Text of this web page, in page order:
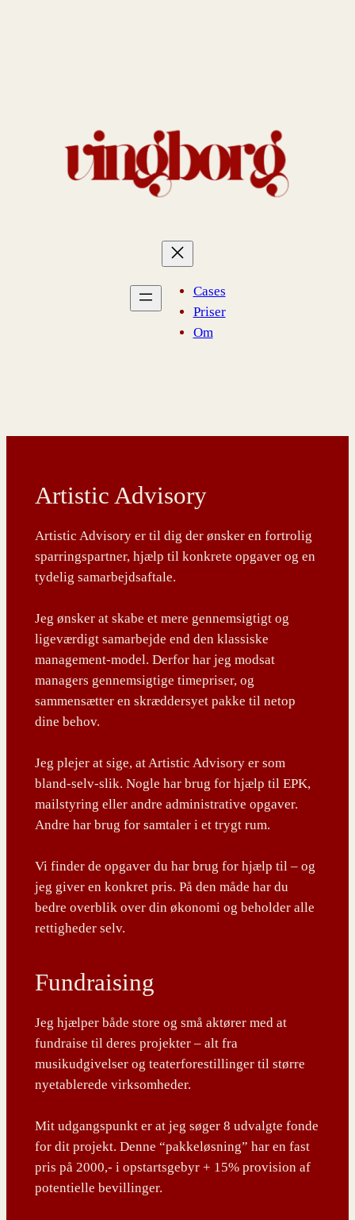
Cases
Priser
Om
Artistic Advisory
Artistic Advisory er til dig der ønsker en fortrolig
sparringspartner, hjælp til konkrete opgaver og en
tydelig samarbejdsaftale.
Jeg ønsker at skabe et mere gennemsigtigt og
ligeværdigt samarbejde end den klassiske
management-model. Derfor har jeg modsat
managers gennemsigtige timepriser, og
sammensætter en skræddersyet pakke til netop
dine behov.
Jeg plejer at sige, at Artistic Advisory er som
bland-selv-slik. Nogle har brug for hjælp til EPK,
mailstyring eller andre administrative opgaver.
Andre har brug for samtaler i et trygt rum.
Vi finder de opgaver du har brug for hjælp til – og
jeg giver en konkret pris. På den måde har du
bedre overblik over din økonomi og beholder alle
rettigheder selv.
Fundraising
Jeg hjælper både store og små aktører med at
fundraise til deres projekter – alt fra
musikudgivelser og teaterforestillinger til større
nyetablerede virksomheder.
Mit udgangspunkt er at jeg søger 8 udvalgte fonde
for dit projekt. Denne “pakkeløsning” har en fast
pris på 2000,- i opstartsgebyr + 15% provision af
potentielle bevillinger.